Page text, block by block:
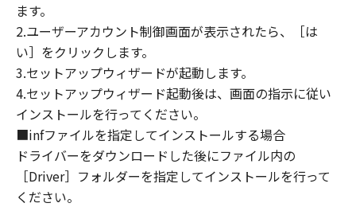
CONCERNING THE SOFTWARE OR ITS USE.
8. TERM
This Agreement is effective upon your
acceptance hereof by clicking the button
indicating your acceptance as stated below or
installing the SOFTWARE and remains in
effect until terminated. You may terminate
this Agreement by destroying the SOFTWARE
including any and all copies thereof.
This Agreement shall also terminate if you fail
ます。
2.ユーザーアカウント制御画面が表示されたら、［は
い］をクリックします。
3.セットアップウィザードが起動します。
4.セットアップウィザード起動後は、画面の指示に従い
インストールを行ってください。
■infファイルを指定してインストールする場合
ドライバーをダウンロードした後にファイル内の
［Driver］フォルダーを指定してインストールを行って
ください。